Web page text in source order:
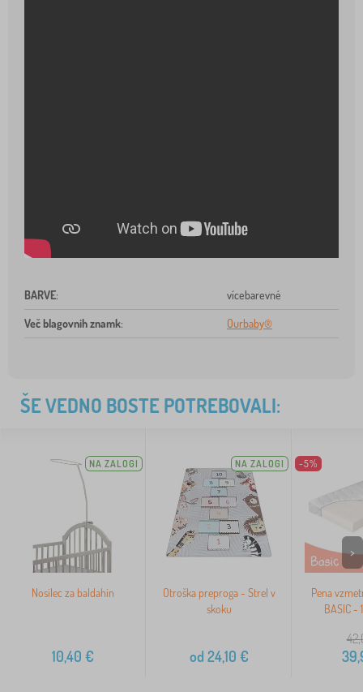
BARVE: vícebarevné
Več blagovnih znamk: Ourbaby®
ŠE VEDNO BOSTE POTREBOVALI:
NA ZALOGI
Nosilec za baldahin
10,40 €
NA ZALOGI
Otroška preproga - Strel v
skoku
od 24,10 €
-5%
Pena
BASIC -
>